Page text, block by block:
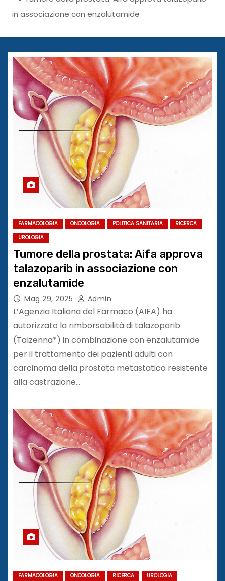
in associazione con enzalutamide
FARMACOLOGIA ONCOLOGIA POLITICA SANITARIA
RICERCA
UROLOGIA
Tumore della prostata: Aifa approva
talazoparib in associazione con
enzalutamide
Mag 29, 2025 Admin
L’Agenzia Italiana del Farmaco (AIFA) ha
autorizzato la rimborsabilità di talazoparib
(Talzenna*) in combinazione con enzalutamide
per il trattamento dei pazienti adulti con
carcinoma della prostata metastatico resistente
alla castrazione…
FARMACOLOGIA ONCOLOGIA RICERCA UROLOGIA